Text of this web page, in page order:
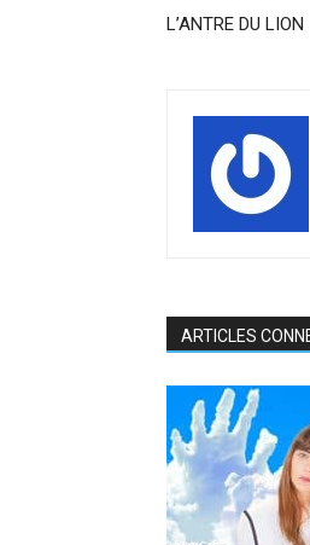
L’ANTRE DU LION
ARTICLES